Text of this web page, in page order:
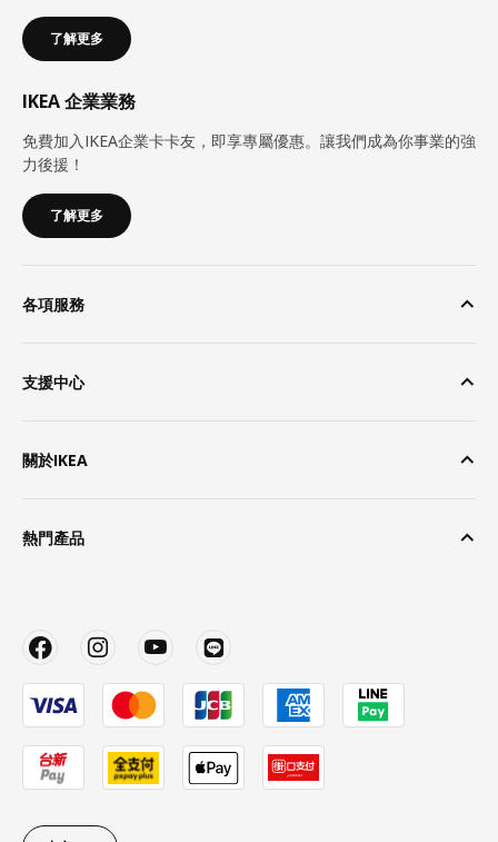
了解更多
IKEA 企業業務
免費加入IKEA企業卡卡友，即享專屬優惠。讓我們成為你事業的強
力後援！
了解更多
各項服務
支援中心
關於IKEA
熱門產品